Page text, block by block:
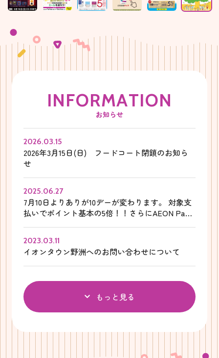
INFORMATION
お知らせ
2026.03.15
2026年3月15日(日) フードコート閉鎖のお知ら
せ
2025.06.27
7月10日よりありが10デーが変わります。 対象支
払いでポイント基本の5倍！！さらにAEON Pay
2023.03.11
イオンタウン野洲へのお問い合わせについて
もっと見る